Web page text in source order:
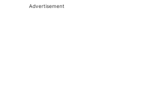
Advertisement